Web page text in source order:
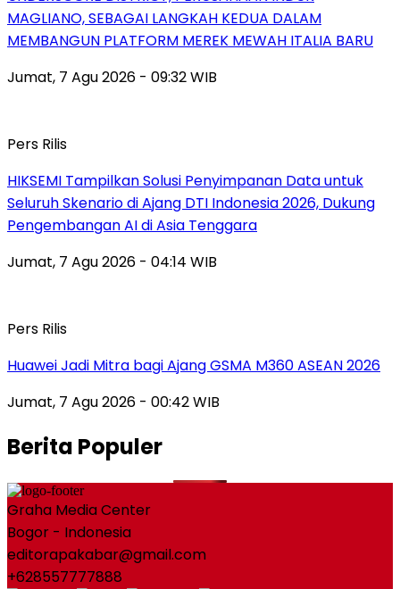
MAGLIANO, SEBAGAI LANGKAH KEDUA DALAM
MEMBANGUN PLATFORM MEREK MEWAH ITALIA BARU
Jumat, 7 Agu 2026 - 09:32 WIB
Pers Rilis
HIKSEMI Tampilkan Solusi Penyimpanan Data untuk
Seluruh Skenario di Ajang DTI Indonesia 2026, Dukung
Pengembangan AI di Asia Tenggara
Jumat, 7 Agu 2026 - 04:14 WIB
Pers Rilis
Huawei Jadi Mitra bagi Ajang GSMA M360 ASEAN 2026
Jumat, 7 Agu 2026 - 00:42 WIB
Berita Populer
Graha Media Center
Bogor - Indonesia
editorapakabar@gmail.com
+628557777888